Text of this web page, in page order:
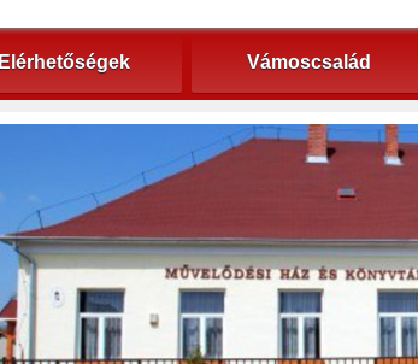
Elérhetőségek Vámoscsalád